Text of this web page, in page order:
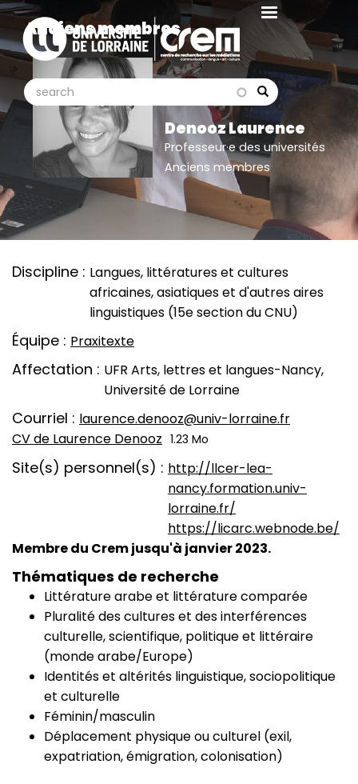
Aller
contenu
Search
search search
Anciens membres
Denooz Laurence
Professeur·e des universités
Anciens membres
Discipline
Langues, littératures et cultures
africaines, asiatiques et d'autres aires
linguistiques (15e section du CNU)
Équipe Praxitexte
Affectation
UFR Arts, lettres et langues-Nancy,
Université de Lorraine
Courriel laurence.denooz@univ-lorraine.fr
CV
CV de Laurence Denooz 1.23 Mo
Site(s) personnel(s)
http://llcer-lea-
nancy.formation.univ-
lorraine.fr/
https://licarc.webnode.be/
Membre du Crem jusqu'à janvier 2023.
Thématiques de recherche
Littérature arabe et littérature comparée
Pluralité des cultures et des interférences
culturelle, scientifique, politique et littéraire
(monde arabe/Europe)
Identités et altérités linguistique, sociopolitique
et culturelle
Féminin/masculin
Déplacement physique ou culturel (exil,
expatriation, émigration, colonisation)